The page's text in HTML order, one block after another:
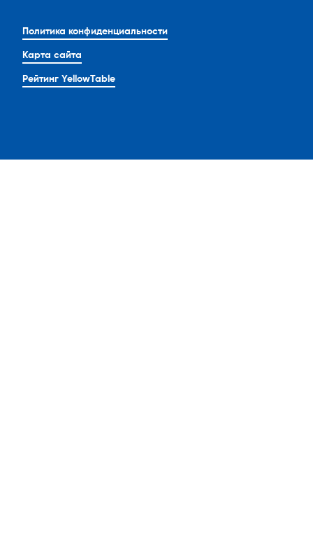
Политика конфиденциальности
Карта сайта
Рейтинг YellowTable